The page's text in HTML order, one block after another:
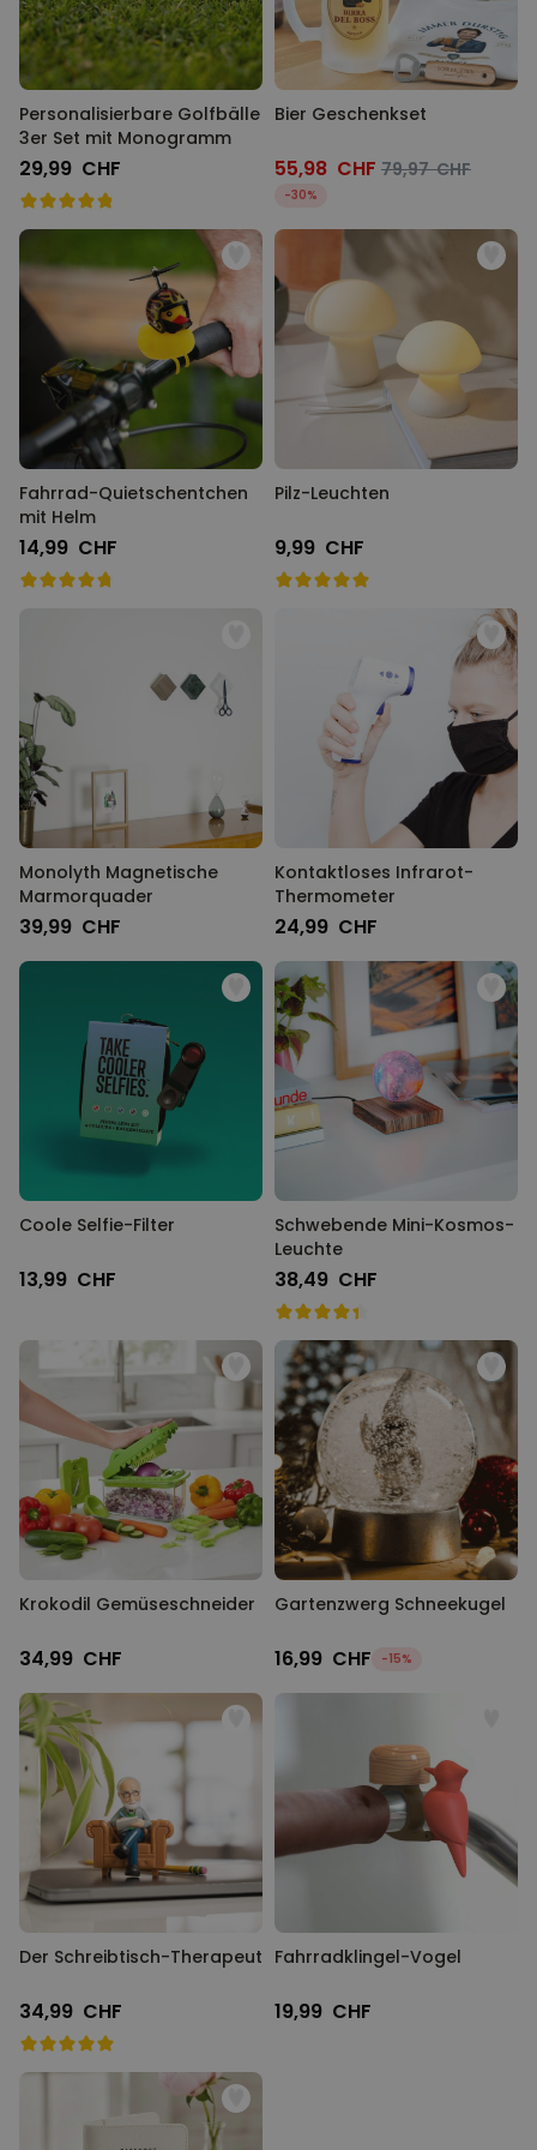
Personalisierbare Golfbälle
3er Set mit Monogramm
29,99 CHF
Bier Geschenkset
55,98 CHF 79,97 CHF
-30%
Fahrrad-Quietschentchen
mit Helm
14,99 CHF
Pilz-Leuchten
9,99 CHF
Monolyth Magnetische
Marmorquader
39,99 CHF
Kontaktloses Infrarot-
Thermometer
24,99 CHF
Coole Selfie-Filter
13,99 CHF
Schwebende Mini-Kosmos-
Leuchte
38,49 CHF
Krokodil Gemüseschneider
34,99 CHF
Gartenzwerg Schneekugel
16,99 CHF -15%
Der Schreibtisch-Therapeut
34,99 CHF
Fahrradklingel-Vogel
19,99 CHF